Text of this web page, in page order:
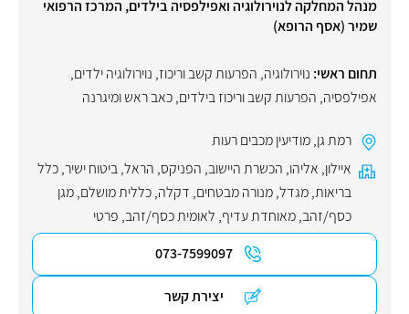
מנהל המחלקה לנוירולוגיה ואפילפסיה בילדים, המרכז הרפואי
שמיר (אסף הרופא)
תחום ראשי: נוירולוגיה, הפרעות קשב וריכוז, נוירולוגיה ילדים,
אפילפסיה, הפרעות קשב וריכוז בילדים,כאב ראש ומיגרנה
רמת גן,מודיעין מכבים רעות
איילון, אליהו, הכשרת היישוב, הפניקס, הראל,ביטוח ישיר,כלל
בריאות,מגדל,מנורה מבטחים, דקלה,כללית מושלם,מגן
כסף/זהב,מאוחדת עדיף, לאומית כסף/זהב, פרטי
073-7599097
יצירת קשר